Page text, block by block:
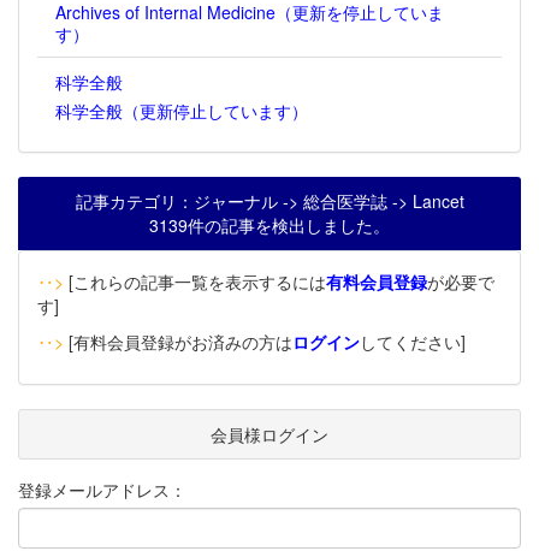
Archives of Internal Medicine（更新を停止していま
す）
科学全般
科学全般（更新停止しています）
記事カテゴリ：ジャーナル -> 総合医学誌 -> Lancet
3139件の記事を検出しました。
‥> [これらの記事一覧を表示するには有料会員登録が必要で
す]
‥> [有料会員登録がお済みの方はログインしてください]
会員様ログイン
登録メールアドレス：